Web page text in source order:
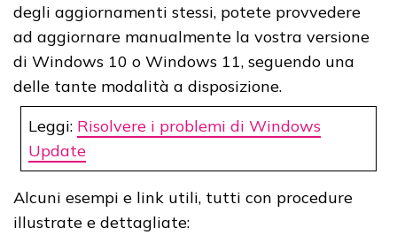
degli aggiornamenti stessi, potete provvedere
ad aggiornare manualmente la vostra versione
di Windows 10 o Windows 11, seguendo una
delle tante modalità a disposizione.
Leggi: Risolvere i problemi di Windows
Update
Alcuni esempi e link utili, tutti con procedure
illustrate e dettagliate: